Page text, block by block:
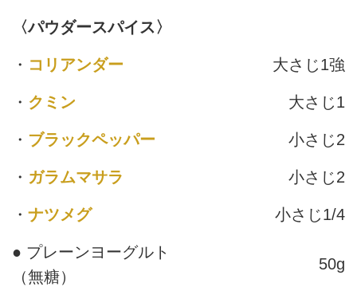
〈パウダースパイス〉
・ コリアンダー 大さじ1強
・ クミン 大さじ1
・ ブラックペッパー 小さじ2
・ ガラムマサラ 小さじ2
・ ナツメグ 小さじ1/4
● プレーンヨーグルト
（無糖）
50g